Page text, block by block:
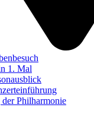
1. Mal
der Philharmonie